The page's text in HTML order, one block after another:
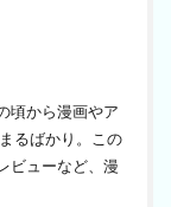
頃から漫画やア
るばかり。この
ビューなど、漫